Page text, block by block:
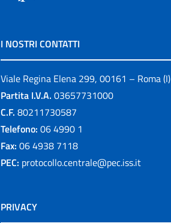
I NOSTRI CONTATTI
Viale Regina Elena 299, 00161 – Roma (I)
Partita I.V.A. 03657731000
C.F. 80211730587
Telefono: 06 4990 1
Fax: 06 4938 7118
PEC: protocollo.centrale@pec.iss.it
PRIVACY